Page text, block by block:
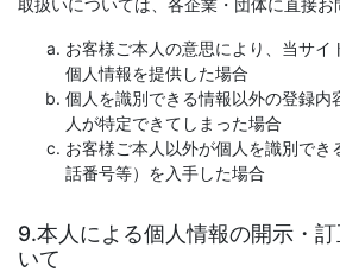
お客様ご本人の意思により、当サイ
個人情報を提供した場合
個人を識別できる情報以外の登録内
人が特定できてしまった場合
お客様ご本人以外が個人を識別でき
話番号等）を入手した場合
9.本人による個人情報の開示・
いて